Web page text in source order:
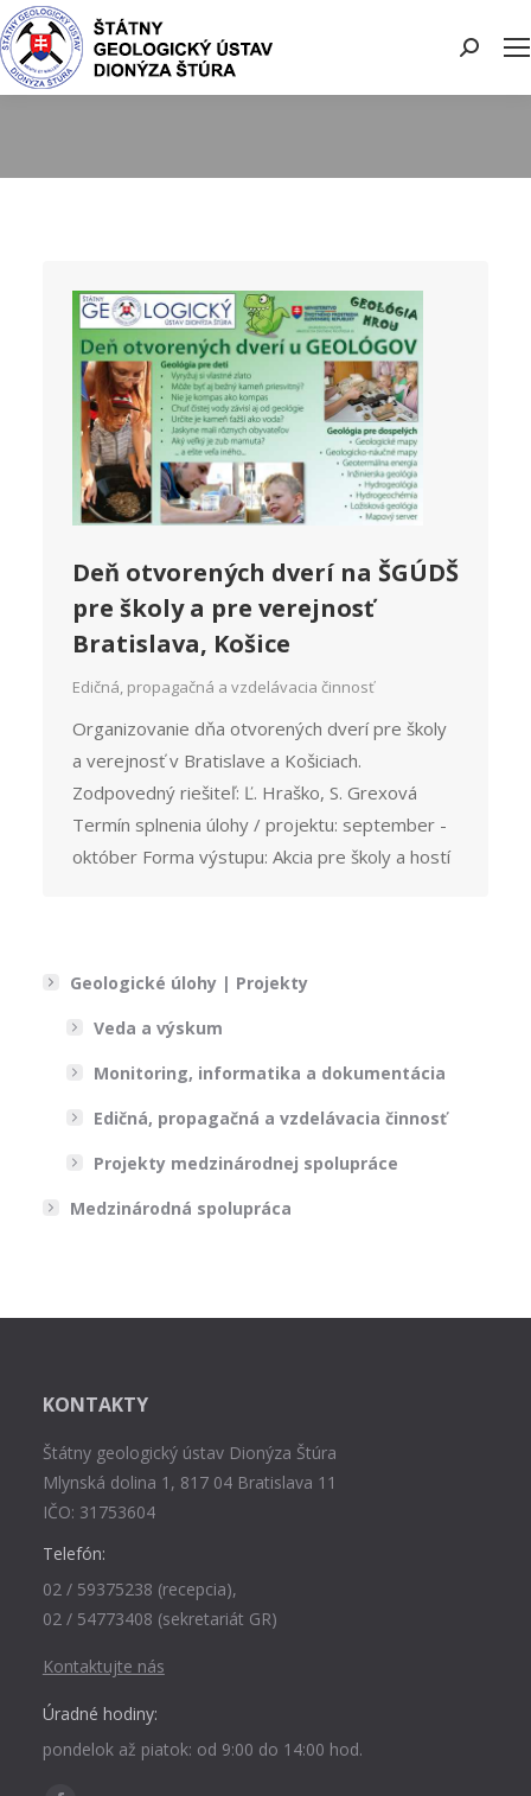
Search:
Deň otvorených dverí na ŠGÚDŠ
pre školy a pre verejnosť
Bratislava, Košice
Edičná, propagačná a vzdelávacia činnosť
Organizovanie dňa otvorených dverí pre školy
a verejnosť v Bratislave a Košiciach.
Zodpovedný riešiteľ: Ľ. Hraško, S. Grexová
Termín splnenia úlohy / projektu: september -
október Forma výstupu: Akcia pre školy a hostí
Geologické úlohy | Projekty
Veda a výskum
Monitoring, informatika a dokumentácia
Edičná, propagačná a vzdelávacia činnosť
Projekty medzinárodnej spolupráce
Medzinárodná spolupráca
KONTAKTY
Štátny geologický ústav Dionýza Štúra
Mlynská dolina 1, 817 04 Bratislava 11
IČO: 31753604
Telefón:
02 / 59375238 (recepcia),
02 / 54773408 (sekretariát GR)
Kontaktujte nás
Úradné hodiny:
pondelok až piatok: od 9:00 do 14:00 hod.